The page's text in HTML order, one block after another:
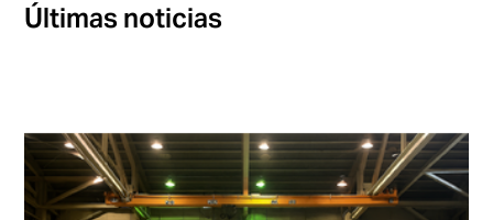
Últimas noticias